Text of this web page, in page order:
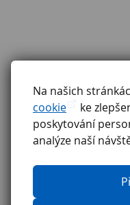
Na našich
cookie
ke
poskytování
analýze naší